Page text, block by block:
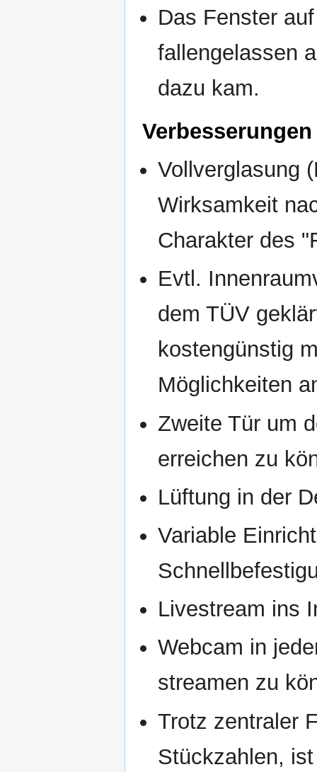
Das Fenster
fallengelassen
dazu kam.
Vollverglasung
Wirksamkeit
Charakter des
Evtl.
dem TÜV
kostengünstig
Möglichkeiten
Zweite Tür um
erreichen zu
Lüftung in der
Variable
Livestream ins
Webcam in
streamen zu
Trotz zentraler
Stückzahlen,